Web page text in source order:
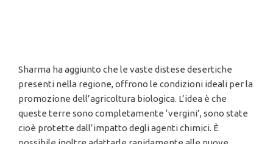
Sharma ha aggiunto che le vaste distese desertiche
presenti nella regione, offrono le condizioni ideali per la
promozione dell’agricoltura biologica. L’idea è che
queste terre sono completamente ‘vergini’, sono state
cioè protette dall’impatto degli agenti chimici. È